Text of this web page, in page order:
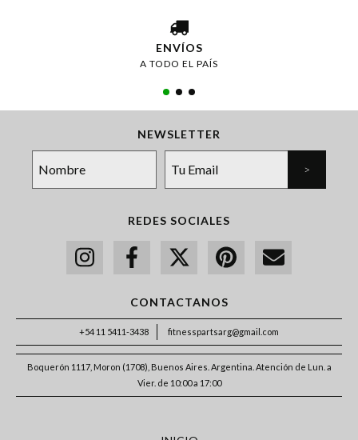
ENVÍOS
A TODO EL PAÍS
NEWSLETTER
REDES SOCIALES
CONTACTANOS
+54 11 5411-3438 fitnesspartsarg@gmail.com
Boquerón 1117, Moron (1708), Buenos Aires. Argentina. Atención de Lun. a
Vier. de 10:00 a 17:00